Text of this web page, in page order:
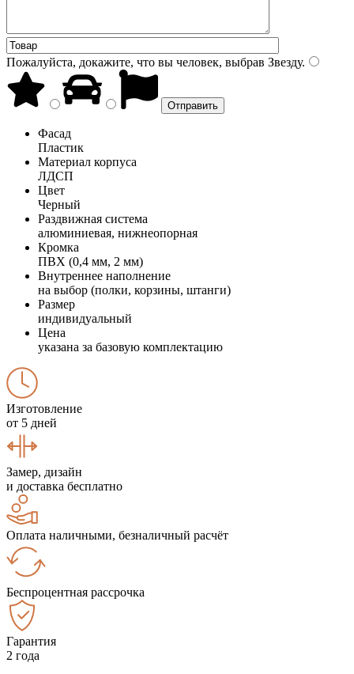
Пожалуйста, докажите, что вы человек, выбрав Звезду.
Фасад
Пластик
Материал корпуса
ЛДСП
Цвет
Черный
Раздвижная система
алюминиевая, нижнеопорная
Кромка
ПВХ (0,4 мм, 2 мм)
Внутреннее наполнение
на выбор (полки, корзины, штанги)
Размер
индивидуальный
Цена
указана за базовую комплектацию
Изготовление
от 5 дней
Замер, дизайн
и доставка бесплатно
Оплата наличными, безналичный расчёт
Беспроцентная рассрочка
Гарантия
2 года